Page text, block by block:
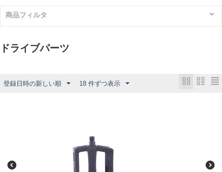
商品フィルタ
ドライブパーツ
登録日時の新しい順 18 件ずつ表示